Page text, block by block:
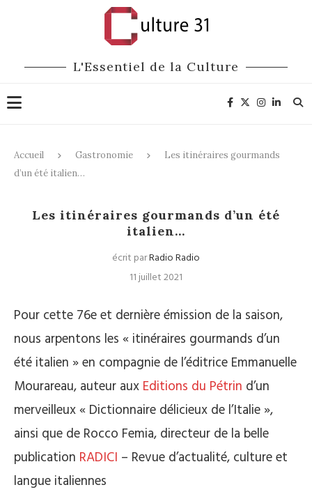
L'Essentiel de la Culture
Accueil Gastronomie
Les itinéraires gourmands
d’un été italien…
Les itinéraires gourmands d’un été
italien…
écrit parRadio Radio
11 juillet 2021
Pour cette 76e et dernière émission de la saison,
nous arpentons les « itinéraires gourmands d’un
été italien » en compagnie de l’éditrice Emmanuelle
Mourareau, auteur aux Editions du Pétrin d’un
merveilleux « Dictionnaire délicieux de l’Italie »,
ainsi que de Rocco Femia, directeur de la belle
publication RADICI – Revue d’actualité, culture et
langue italiennes